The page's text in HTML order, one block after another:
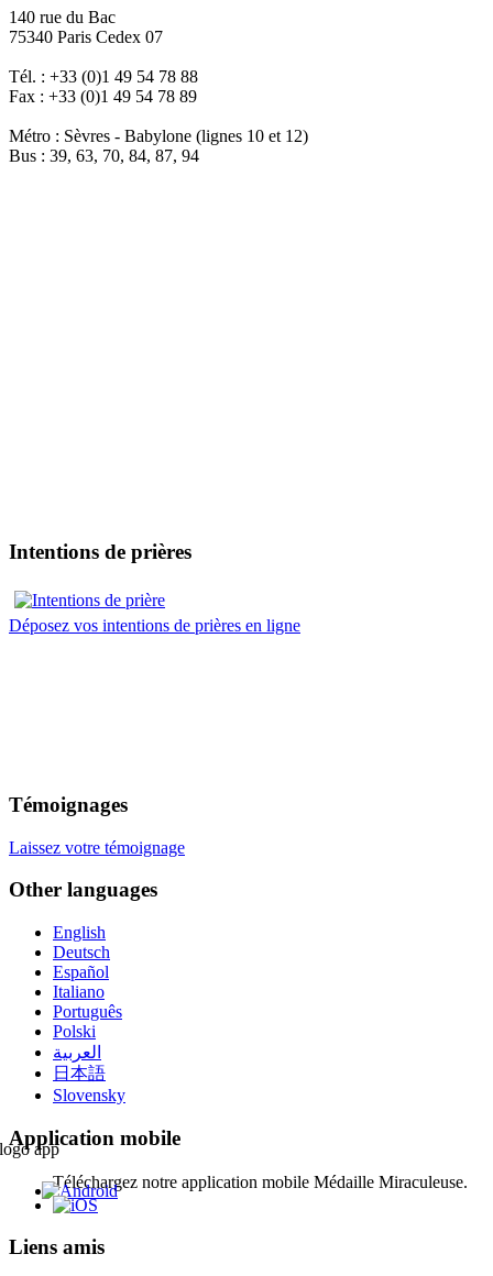
140 rue du Bac
75340 Paris Cedex 07
Tél. : +33 (0)1 49 54 78 88
Fax : +33 (0)1 49 54 78 89
Métro : Sèvres - Babylone (lignes 10 et 12)
Bus : 39, 63, 70, 84, 87, 94
Intentions de prières
Déposez vos intentions de prières en ligne
Témoignages
Laissez votre témoignage
Other languages
English
Deutsch
Español
Italiano
Português
Polski
العربية
日本語
Slovensky
Application mobile
Téléchargez notre application mobile Médaille Miraculeuse.
Liens amis